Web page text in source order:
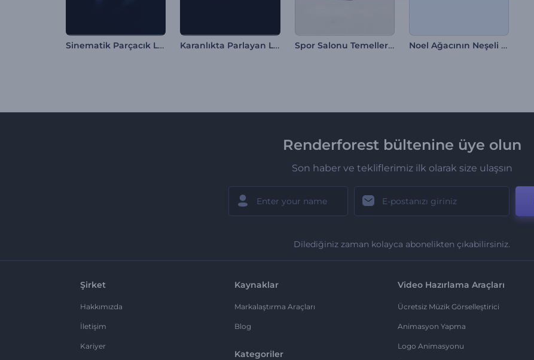
Sinematik Parçacık Logo Karanlıkta Parlayan Logo Gösterimi Spor Salonu Temelleri Giriş Noel Ağacının Neşeli Yolculuğu
Renderforest bültenine üye olun
Son haber ve tekliflerimiz ilk olarak size ulaşsın
Dilediğiniz zaman kolayca abonelikten çıkabilirsiniz.
Şirket
Hakkımızda
İletişim
Kariyer
Kaynaklar
Markalaştırma Araçları
Blog
Kategoriler
Video Hazırlama Araçları
Ücretsiz Müzik Görselleştirici
Animasyon Yapma
Logo Animasyonu